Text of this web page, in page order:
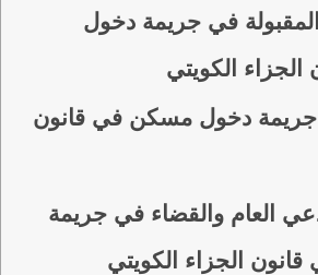
المقبولة في جريمة دخول
الكويتي
دخول مسكن في قانون
العام والقضاء في جريمة
الجزاء الكويتي